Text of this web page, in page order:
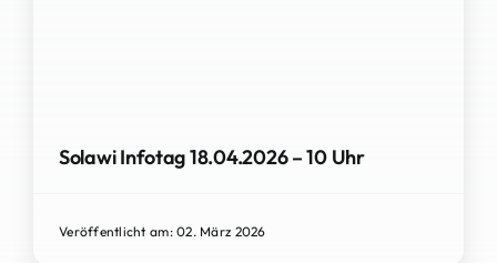
Solawi Infotag 18.04.2026 – 10 Uhr
Veröffentlicht am: 02. März 2026